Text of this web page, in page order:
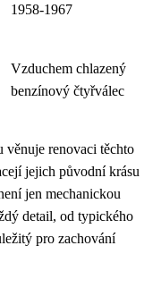
1958-1967
Vzduchem chlazený
benzínový čtyřválec
věnuje renovaci těchto
jejich původní krásu
jen mechanickou
detail, od typického
pro zachování